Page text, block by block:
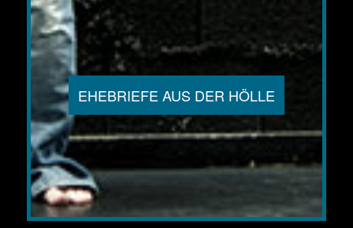
EHEBRIEFE AUS DER HÖLLE